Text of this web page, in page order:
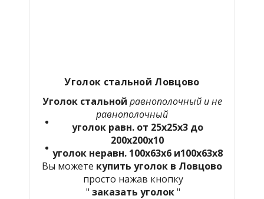
Уголок стальной Ловцово
Уголок стальной равнополочный и не
равнополочный
уголок равн. от 25х25х3 до
200х200х10
уголок неравн. 100х63х6 и100х63х8
Вы можете купить уголок в Ловцово
просто нажав кнопку
" заказать уголок"